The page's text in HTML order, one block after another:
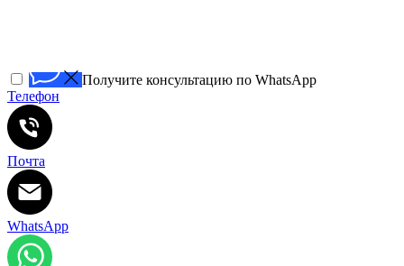
Получите консультацию по WhatsApp
Телефон
Почта
WhatsApp